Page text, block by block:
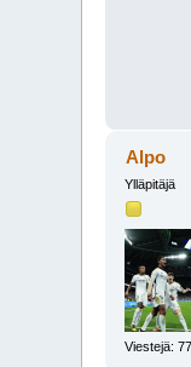
Alpo
Ylläpitäjä
Viestejä: